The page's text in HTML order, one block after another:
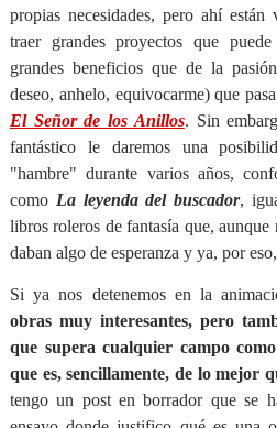
propias necesidades, pero ahí están
traer grandes proyectos que
grandes beneficios que de la
deseo, anhelo, equivocarme) que
El Señor de los Anillos. Sin
fantástico le daremos una
"hambre" durante varios años,
como La leyenda del buscador,
libros roleros de fantasía que, aunque
daban algo de esperanza y ya, por
Si ya nos detenemos en la
obras muy interesantes, pero
que supera cualquier campo
que es, sencillamente, de lo mejor
tengo un post en borrador que se